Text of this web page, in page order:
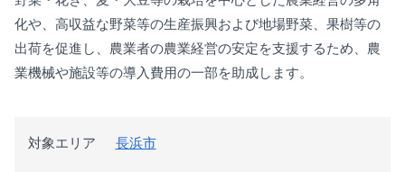
化や、高収益な野菜等の生産振興および地場野菜、果樹等の
出荷を促進し、農業者の農業経営の安定を支援するため、農
業機械や施設等の導入費用の一部を助成します。
対象エリア 長浜市